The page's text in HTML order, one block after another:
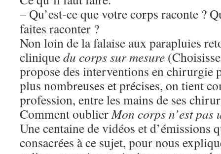
– Qu’est-ce que votre corps raconte ?
faites raconter ?
Non loin de la falaise aux parapluies
cliniquedu corps sur mesure
propose des interventions en chirurgie
plus nombreuses et précises, on tient
profession, entre les mains de ses
Comment oublierMon corps n’est pas
Une centaine de vidéos et d’émissions
consacrées à ce sujet, pour nous